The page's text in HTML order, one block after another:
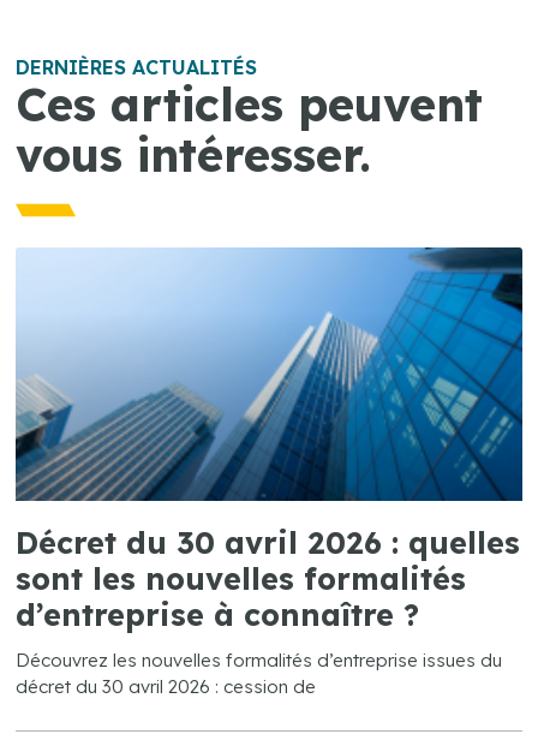
DERNIÈRES ACTUALITÉS
Ces articles peuvent
vous intéresser.
Décret du 30 avril 2026 : quelles
sont les nouvelles formalités
d’entreprise à connaître ?
Découvrez les nouvelles formalités d’entreprise issues du
décret du 30 avril 2026 : cession de